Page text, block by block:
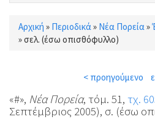
Είστε εδώ
Αρχική » Περιοδικά » Νέα Πορεία »
»σελ. (έσω οπισθόφυλλο)
< προηγούμενο
«#», Νέα Πορεία, τόμ. 51, τχ.
Σεπτέμβριος 2005), σ. (έσω